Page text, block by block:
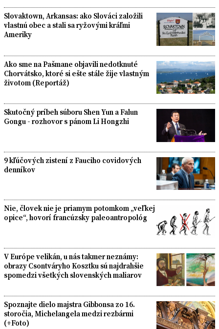
Slovaktown, Arkansas: ako Slováci založili
vlastnú obec a stali sa ryžovými kráľmi
Ameriky
Ako sme na Pašmane objavili nedotknuté
Chorvátsko, ktoré si ešte stále žije vlastným
životom (Reportáž)
Skutočný príbeh súboru Shen Yun a Falun
Gongu - rozhovor s pánom Li Hongzhi
9 kľúčových zistení z Fauciho covidových
denníkov
Nie, človek nie je priamym potomkom „veľkej
opice“, hovorí francúzsky paleoantropológ
V Európe velikán, u nás takmer neznámy:
obrazy Csontváryho Kosztku sú najdrahšie
spomedzi všetkých slovenských maliarov
Spoznajte dielo majstra Gibbonsa zo 16.
storočia, Michelangela medzi rezbármi
(+Foto)